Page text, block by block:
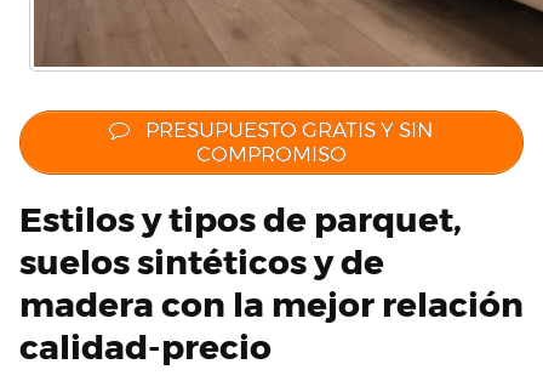
PRESUPUESTO GRATIS Y SIN
COMPROMISO
Estilos y tipos de parquet,
suelos sintéticos y de
madera con la mejor relación
calidad-precio